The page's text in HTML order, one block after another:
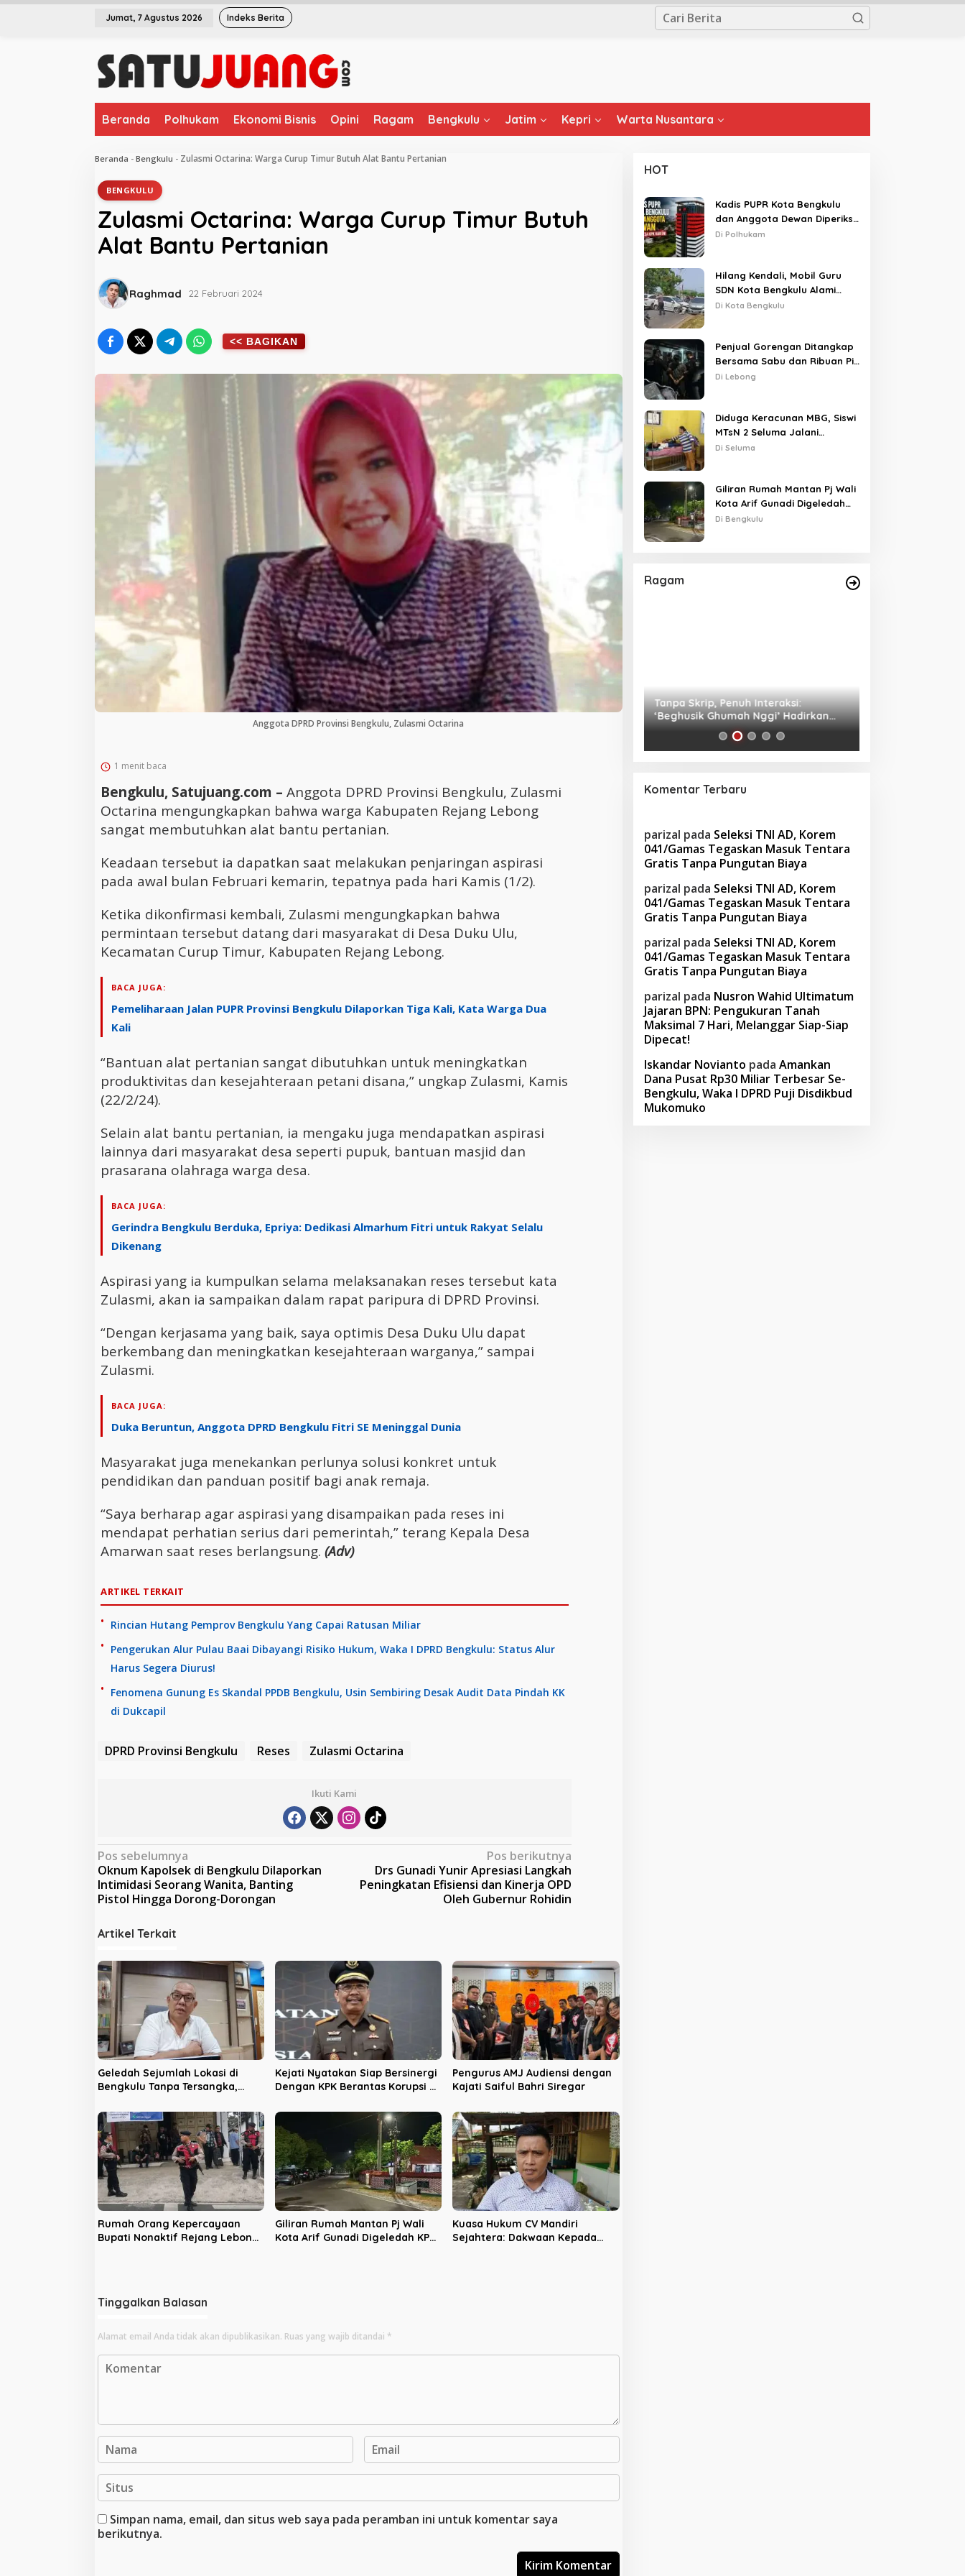
L
Jumat, 7 Agustus 2026 Indeks Berita
Beranda Polhukam Ekonomi Bisnis Opini Ragam Bengkulu Jatim Kepri Warta Nusantara
Beranda - Bengkulu - Zulasmi Octarina: Warga Curup Timur Butuh Alat Bantu Pertanian
BENGKULU
Zulasmi Octarina: Warga Curup Timur Butuh
Alat Bantu Pertanian
Raghmad 22 Februari 2024
Anggota DPRD Provinsi Bengkulu, Zulasmi Octarina
1 menit baca
Bengkulu, Satujuang.com – Anggota DPRD Provinsi Bengkulu, Zulasmi
Octarina mengungkapkan bahwa warga Kabupaten Rejang Lebong
sangat membutuhkan alat bantu pertanian.
Keadaan tersebut ia dapatkan saat melakukan penjaringan aspirasi
pada awal bulan Februari kemarin, tepatnya pada hari Kamis (1/2).
Ketika dikonfirmasi kembali, Zulasmi mengungkapkan bahwa
permintaan tersebut datang dari masyarakat di Desa Duku Ulu,
Kecamatan Curup Timur, Kabupaten Rejang Lebong.
BACA JUGA:
Pemeliharaan Jalan PUPR Provinsi Bengkulu Dilaporkan Tiga Kali, Kata Warga Dua
Kali
“Bantuan alat pertanian sangat dibutuhkan untuk meningkatkan
produktivitas dan kesejahteraan petani disana,” ungkap Zulasmi, Kamis
(22/2/24).
Selain alat bantu pertanian, ia mengaku juga mendapatkan aspirasi
lainnya dari masyarakat desa seperti pupuk, bantuan masjid dan
prasarana olahraga warga desa.
BACA JUGA:
Gerindra Bengkulu Berduka, Epriya: Dedikasi Almarhum Fitri untuk Rakyat Selalu
Dikenang
Aspirasi yang ia kumpulkan selama melaksanakan reses tersebut kata
Zulasmi, akan ia sampaikan dalam rapat paripura di DPRD Provinsi.
“Dengan kerjasama yang baik, saya optimis Desa Duku Ulu dapat
berkembang dan meningkatkan kesejahteraan warganya,” sampai
Zulasmi.
BACA JUGA:
Duka Beruntun, Anggota DPRD Bengkulu Fitri SE Meninggal Dunia
Masyarakat juga menekankan perlunya solusi konkret untuk
pendidikan dan panduan positif bagi anak remaja.
“Saya berharap agar aspirasi yang disampaikan pada reses ini
mendapat perhatian serius dari pemerintah,” terang Kepala Desa
Amarwan saat reses berlangsung. (Adv)
ARTIKEL TERKAIT
Rincian Hutang Pemprov Bengkulu Yang Capai Ratusan Miliar
Pengerukan Alur Pulau Baai Dibayangi Risiko Hukum, Waka I DPRD Bengkulu: Status Alur
Harus Segera Diurus!
Fenomena Gunung Es Skandal PPDB Bengkulu, Usin Sembiring Desak Audit Data Pindah KK
di Dukcapil
DPRD Provinsi Bengkulu Reses Zulasmi Octarina
Ikuti Kami
N
a
v
g
a
s
i
p
o
s
Pos sebelumnya
Oknum Kapolsek di Bengkulu Dilaporkan
Intimidasi Seorang Wanita, Banting
Pistol Hingga Dorong-Dorongan
Pos berikutnya
Drs Gunadi Yunir Apresiasi Langkah
Peningkatan Efisiensi dan Kinerja OPD
Oleh Gubernur Rohidin
Artikel Terkait
Geledah Sejumlah Lokasi di
Bengkulu Tanpa Tersangka,
Kejati Nyatakan Siap Bersinergi
Dengan KPK Berantas Korupsi di
Pengurus AMJ Audiensi dengan
Kajati Saiful Bahri Siregar
Rumah Orang Kepercayaan
Bupati Nonaktif Rejang Lebong
Giliran Rumah Mantan Pj Wali
Kota Arif Gunadi Digeledah KPK,
Kuasa Hukum CV Mandiri
Sejahtera: Dakwaan Kepada
Tinggalkan Balasan
Alamat email Anda tidak akan dipublikasikan. Ruas yang wajib ditandai *
Simpan nama, email, dan situs web saya pada peramban ini untuk komentar saya
berikutnya.
HOT
Kadis PUPR Kota Bengkulu
dan Anggota Dewan Diperiksa
KPK Hari Ini
Di Polhukam
Hilang Kendali, Mobil Guru
SDN Kota Bengkulu Alami
Tabrakan Beruntun di Lampu
Di Kota Bengkulu
Penjual Gorengan Ditangkap
Bersama Sabu dan Ribuan Pil,
Nama Oknum APH Disebut
Di Lebong
Diduga Keracunan MBG, Siswi
MTsN 2 Seluma Jalani
Perawatan Intensif di RSUD
Di Seluma
Giliran Rumah Mantan Pj Wali
Kota Arif Gunadi Digeledah
KPK, Sinyal Pengusutan
Di Bengkulu
Ragam
Cara Efektif Mengelola Waktu untuk
Produktivitas Maksimal
Tanpa Skrip, Penuh Interaksi:
‘Beghusik Ghumah Nggi’ Hadirkan
Ruang Digital Seperti Rumah Sendiri
Komentar Terbaru
parizal pada Seleksi TNI AD, Korem
041/Gamas Tegaskan Masuk Tentara
Gratis Tanpa Pungutan Biaya
parizal pada Seleksi TNI AD, Korem
041/Gamas Tegaskan Masuk Tentara
Gratis Tanpa Pungutan Biaya
parizal pada Seleksi TNI AD, Korem
041/Gamas Tegaskan Masuk Tentara
Gratis Tanpa Pungutan Biaya
parizal pada Nusron Wahid Ultimatum
Jajaran BPN: Pengukuran Tanah
Maksimal 7 Hari, Melanggar Siap-Siap
Dipecat!
Iskandar Novianto pada Amankan
Dana Pusat Rp30 Miliar Terbesar Se-
Bengkulu, Waka I DPRD Puji Disdikbud
Mukomuko